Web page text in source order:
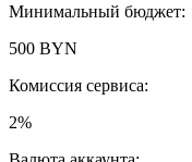
Минимальный бюджет:
500 BYN
Комиссия сервиса:
2%